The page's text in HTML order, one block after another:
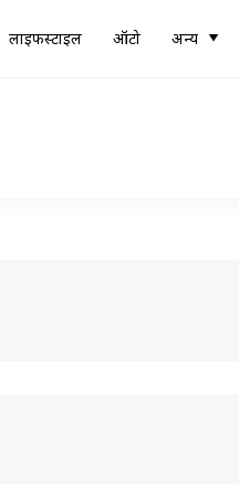
लाइफस्टाइल ऑटो अन्य